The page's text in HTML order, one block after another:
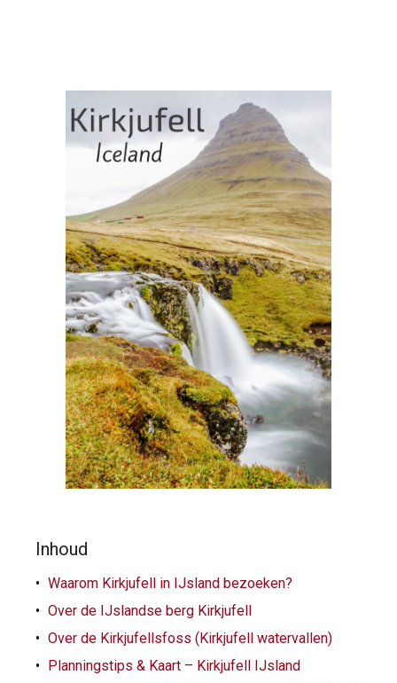
Inhoud
Waarom Kirkjufell in IJsland bezoeken?
Over de IJslandse berg Kirkjufell
Over de Kirkjufellsfoss (Kirkjufell watervallen)
Planningstips & Kaart – Kirkjufell IJsland